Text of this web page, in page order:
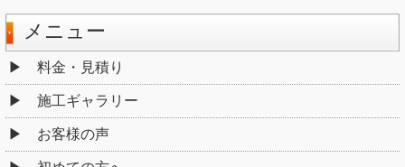
メニュー
料金・見積り
施工ギャラリー
お客様の声